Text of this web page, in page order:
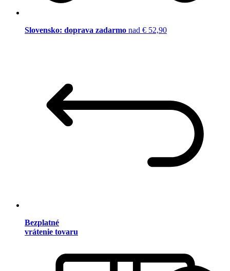
Slovensko: doprava zadarmo nad € 52,90
Bezplatné
vrátenie tovaru